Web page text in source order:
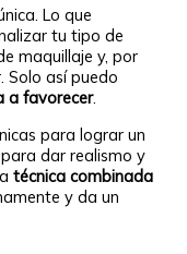
Lo que
tu tipo de
maquillaje y, por
Solo así puedo
a favorecer.
para lograr un
dar realismo y
técnica combinada
y da un